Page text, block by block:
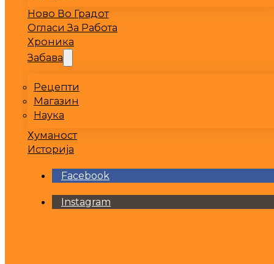
Ново Во Градот
Огласи За Работа
Хроника
Забава
Рецепти
Магазин
Наука
Хуманост
Историја
Facebook
Instagram